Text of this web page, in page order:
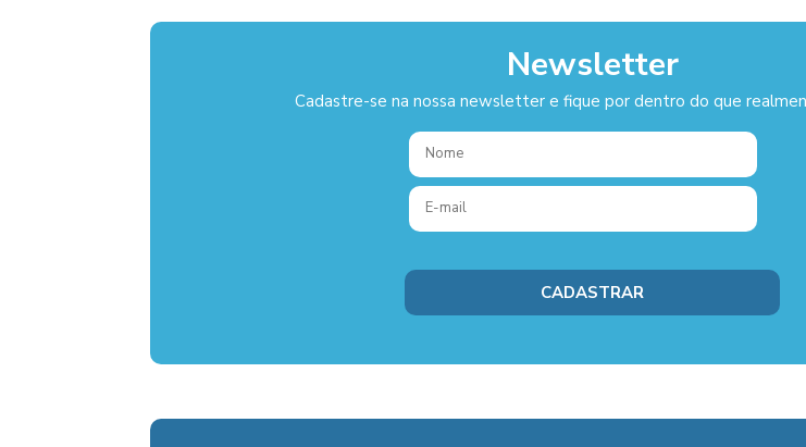
Newsletter
Cadastre-se na nossa newsletter e fique por dentro do que